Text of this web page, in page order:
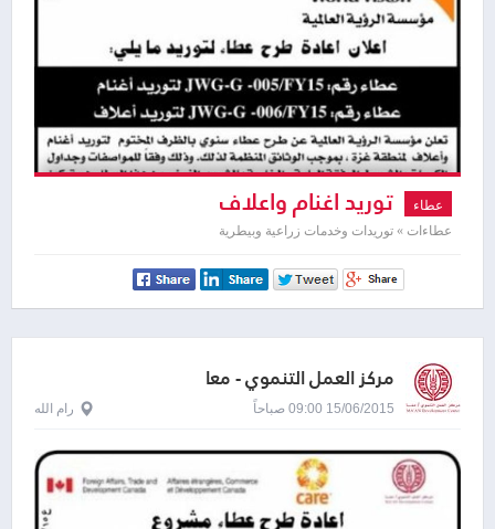
عطاء توريد اغنام واعلاف
عطاءات » توريدات وخدمات زراعية وبيطرية
مركز العمل التنموي - معا
15/06/2015 09:00 صباحاً رام الله